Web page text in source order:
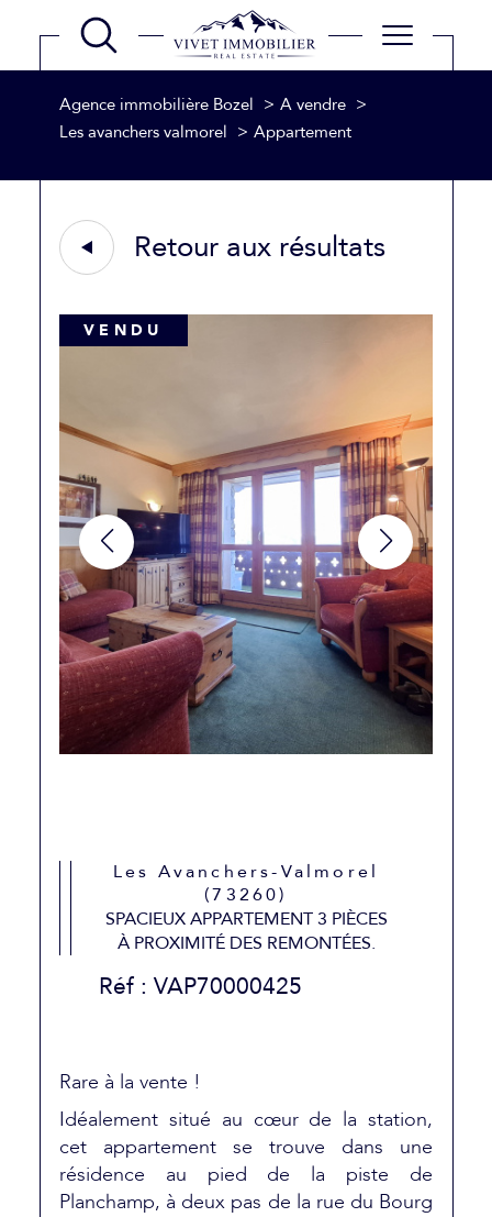
Agence immobilière Bozel
A vendre
Les avanchers valmorel
Appartement
Retour aux résultats
VENDU
Les Avanchers-Valmorel
(73260)
SPACIEUX APPARTEMENT 3 PIÈCES
À PROXIMITÉ DES REMONTÉES.
Réf : VAP70000425
Rare à la vente !
Idéalement situé au cœur de la station,
cet appartement se trouve dans une
résidence au pied de la piste de
Planchamp, à deux pas de la rue du Bourg